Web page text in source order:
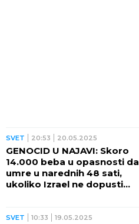
SVET 20:53 20.05.2025
GENOCID U NAJAVI: Skoro
14.000 beba u opasnosti da
umre u narednih 48 sati,
ukoliko Izrael ne dopusti
SVET 10:33 19.05.2025